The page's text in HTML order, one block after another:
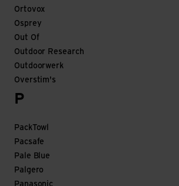
Ortovox
Osprey
Out Of
Outdoor Research
Outdoorwerk
Overstim's
P
PackTowl
Pacsafe
Pale Blue
Palgero
Panasonic